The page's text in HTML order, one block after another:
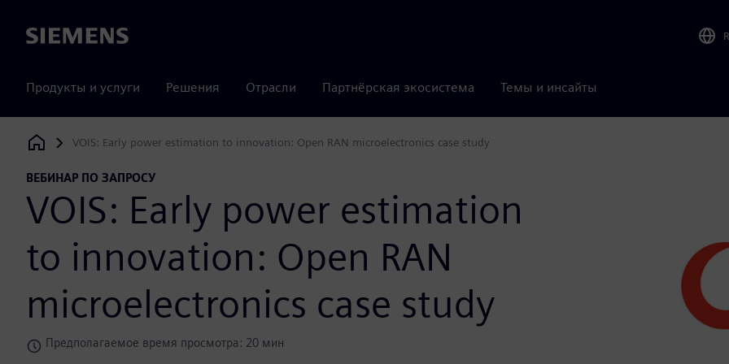
Siemens
Продукты и услуги Решения Отрасли Партнёрская экосистема Темы и инсайты
Siemens Digital Industries Software
VOIS: Early power estimation to innovation: Open RAN microelectronics case study
ВЕБИНАР ПО ЗАПРОСУ
VOIS: Early power estimation
to innovation: Open RAN
microelectronics case study
Предполагаемое время просмотра: 20 мин